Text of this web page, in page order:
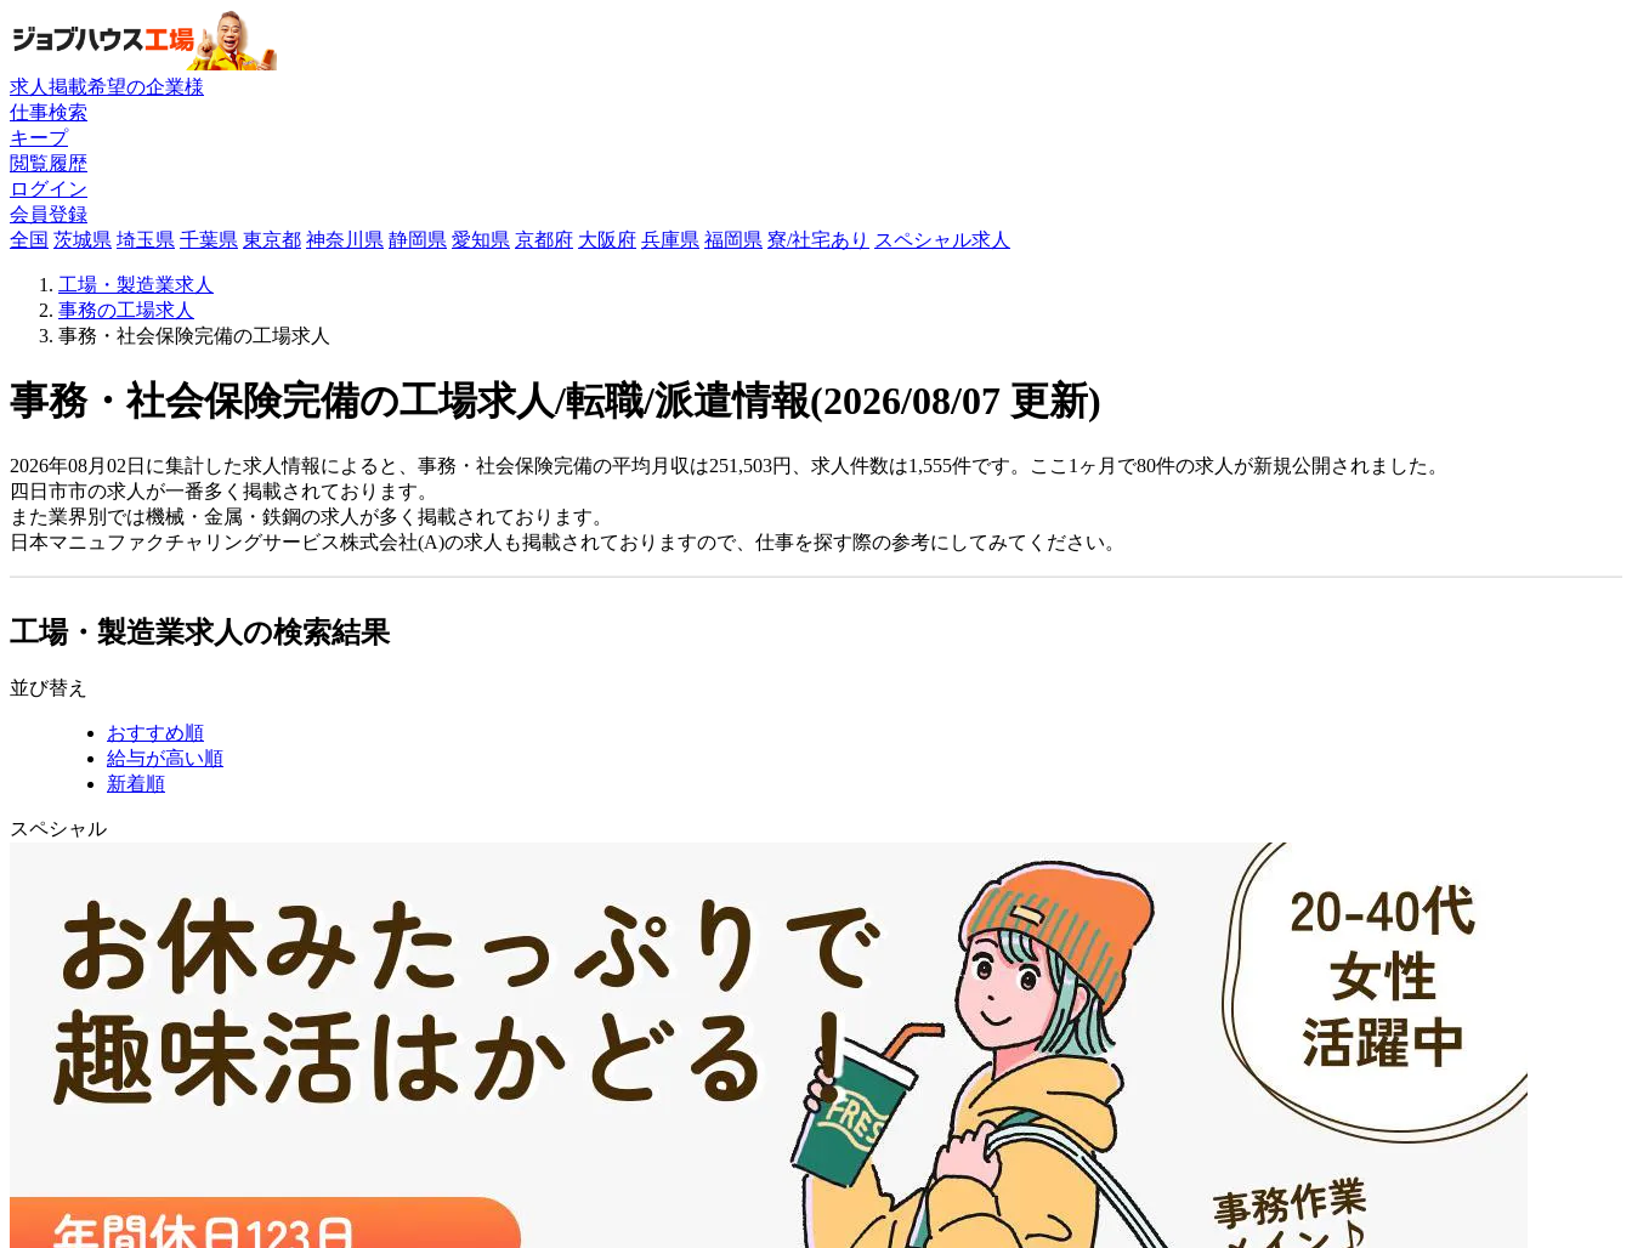
求人掲載希望の企業様
仕事検索
キープ
閲覧履歴
ログイン
会員登録
全国 茨城県 埼玉県 千葉県 東京都 神奈川県 静岡県 愛知県 京都府 大阪府 兵庫県 福岡県 寮/社宅あり スペシャル求人
工場・製造業求人
事務の工場求人
事務・社会保険完備の工場求人
事務・社会保険完備の工場求人/転職/派遣情報(2026/08/07 更新)
2026年08月02日に集計した求人情報によると、事務・社会保険完備の平均月収は251,503円、求人件数は1,555件です。ここ1ヶ月で80件の求人が新規公開されました。
四日市市の求人が一番多く掲載されております。
また業界別では機械・金属・鉄鋼の求人が多く掲載されております。
日本マニュファクチャリングサービス株式会社(A)の求人も掲載されておりますので、仕事を探す際の参考にしてみてください。
工場・製造業求人の検索結果
並び替え
おすすめ順
給与が高い順
新着順
スペシャル